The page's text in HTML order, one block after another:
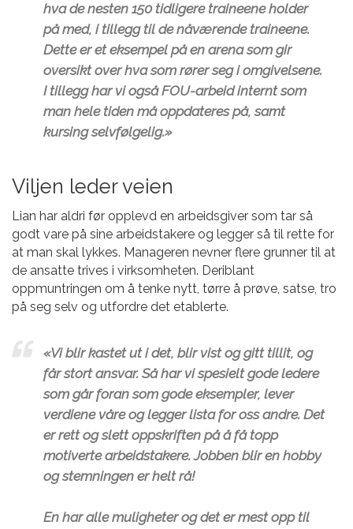
hva de nesten 150 tidligere traineene holder
på med, i tillegg til de nåværende traineene.
Dette er et eksempel på en arena som gir
oversikt over hva som rører seg i omgivelsene.
I tillegg har vi også FOU-arbeid internt som
man hele tiden må oppdateres på, samt
kursing selvfølgelig.»
Viljen leder veien
Lian har aldri før opplevd en arbeidsgiver som tar så
godt vare på sine arbeidstakere og legger så til rette for
at man skal lykkes. Manageren nevner flere grunner til at
de ansatte trives i virksomheten. Deriblant
oppmuntringen om å tenke nytt, tørre å prøve, satse, tro
på seg selv og utfordre det etablerte.
«Vi blir kastet ut i det, blir vist og gitt tillit, og
får stort ansvar. Så har vi spesielt gode ledere
som går foran som gode eksempler, lever
verdiene våre og legger lista for oss andre. Det
er rett og slett oppskriften på å få topp
motiverte arbeidstakere. Jobben blir en hobby
og stemningen er helt rå!
En har alle muligheter og det er mest opp til